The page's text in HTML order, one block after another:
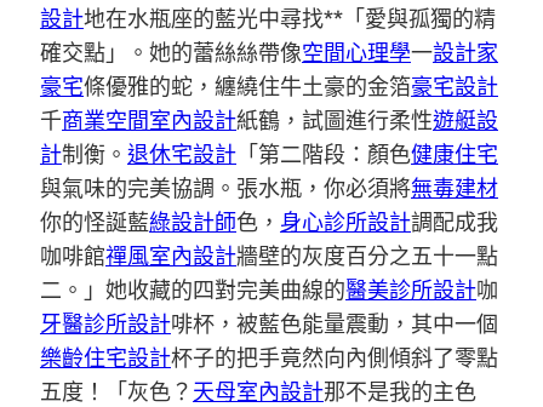
設計地在水瓶座的藍光中尋找**「愛與孤獨的精
確交點」。她的蕾絲絲帶像空間心理學一設計家
豪宅條優雅的蛇，纏繞住牛土豪的金箔豪宅設計
千商業空間室內設計紙鶴，試圖進行柔性遊艇設
計制衡。 退休宅設計 「第二階段：顏色健康住宅
與氣味的完美協調。張水瓶，你必須將無毒建材
你的怪誕藍綠設計師色， 身心診所設計調配成我
咖啡館禪風室內設計牆壁的灰度百分之五十一點
二。」她收藏的四對完美曲線的醫美診所設計咖
牙醫診所設計啡杯，被藍色能量震動，其中一個
樂齡住宅設計杯子的把手竟然向內側傾斜了零點
五度！「灰色？ 天母室內設計那不是我的主色